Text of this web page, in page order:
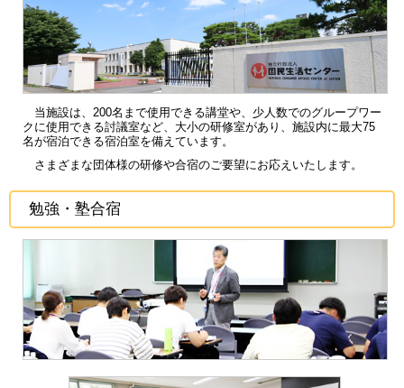
当施設は、200名まで使用できる講堂や、少人数でのグループワー
クに使用できる討議室など、大小の研修室があり、施設内に最大75
名が宿泊できる宿泊室を備えています。
さまざまな団体様の研修や合宿のご要望にお応えいたします。
勉強・塾合宿